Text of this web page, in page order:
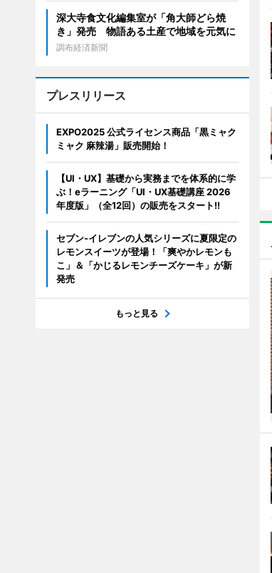
深大寺食文化編集室が「角大師どら焼
き」発売 物語ある土産で地域を元気に
調布経済新聞
プレスリリース
EXPO2025 公式ライセンス商品「黒ミャク
ミャク 麻辣湯」販売開始！
【UI・UX】基礎から実務までを体系的に学
ぶ！eラーニング「UI・UX基礎講座 2026
年度版」（全12回）の販売をスタート!!
セブン‐イレブンの人気シリーズに夏限定の
レモンスイーツが登場！「爽やかレモンも
こ」＆「かじるレモンチーズケーキ」が新
発売
もっと見る